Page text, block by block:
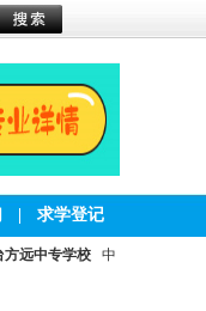
求学登记
方远中专学校 中